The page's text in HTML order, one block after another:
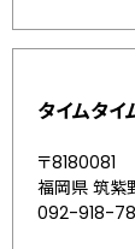
タイムタ
〒8180081
福岡県 筑紫
092-918-